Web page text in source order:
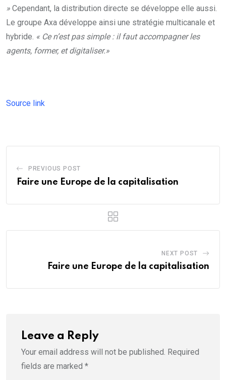
» Cependant, la distribution directe se développe elle aussi.
Le groupe Axa développe ainsi une stratégie multicanale et
hybride. « Ce n’est pas simple : il faut accompagner les
agents, former, et digitaliser.»
Source link
PREVIOUS POST
Faire une Europe de la capitalisation
NEXT POST
Faire une Europe de la capitalisation
Leave a Reply
Your email address will not be published. Required
fields are marked *